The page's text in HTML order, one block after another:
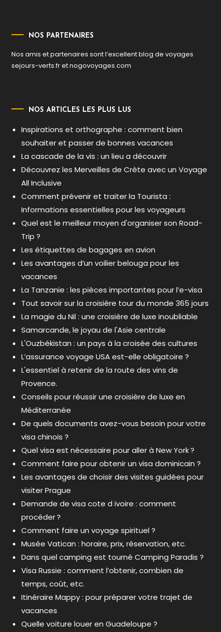
NOS PARTENAIRES
Nos amis et partenaires sont l’excellent blog de voyages
sejours-verts.fretnogovoyages.com
NOS ARTICLES LES PLUS LUS
Inspirations et orthographe : comment bien
souhaiter et passer de bonnes vacances
La cascade de la vis : un lieu a découvrir
Découvrez les Merveilles de Crète avec un Voyage
All Inclusive
Comment prévenir et traiter la Tourista :
Informations essentielles pour les voyageurs
Quel est le meilleur moyen d'organiser son Road-
Trip ?
Les étiquettes de bagages en avion
Les avantages d’un voilier belouga pour les
vacances
La Tanzanie : les pièces importantes pour l’e-visa
Tout savoir sur la croisière tour du monde 365 jours
La magie du Nil : une croisière de luxe inoubliable
Samarcande, le joyau de l'Asie centrale
L'Ouzbékistan : un pays à la croisée des cultures
L’assurance voyage USA est-elle obligatoire ?
L'essentiel à retenir de la route des vins de
Provence.
Conseils pour réussir une croisière de luxe en
Méditerranée
De quels documents avez-vous besoin pour votre
visa chinois ?
Quel visa est nécessaire pour aller à New York ?
Comment faire pour obtenir un visa dominicain ?
Les avantages de choisir des visites guidées pour
visiter Prague
Demande de visa cote d ivoire : comment
procéder ?
Comment faire un voyage spirituel ?
Musée Vatican : horaire, prix, réservation, etc.
Dans quel camping est tourné Camping Paradis ?
Visa Russie : comment l’obtenir, combien de
temps, coût, etc.
Itinéraire Mappy : pour préparer votre trajet de
vacances
Quelle voiture louer en Guadeloupe ?